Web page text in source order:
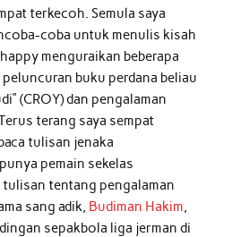
terkecoh. Semula saya
coba untuk menulis kisah
menguraikan beberapa
buku perdana beliau
(CROY) dan pengalaman
terang saya sempat
tulisan jenaka
pemain sekelas
tentang pengalaman
sang adik, Budiman Hakim,
sepakbola liga jerman di